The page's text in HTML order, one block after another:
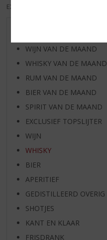
EXCL. BTW
WIJN VAN DE MAAND
WHISKY VAN DE MAAND
RUM VAN DE MAAND
BIER VAN DE MAAND
SPIRIT VAN DE MAAND
EXCLUSIEF TOPSLIJTER
WIJN
WHISKY
BIER
APERITIEF
GEDISTILLEERD OVERIG
SHOTJES
KANT EN KLAAR
FRISDRANK